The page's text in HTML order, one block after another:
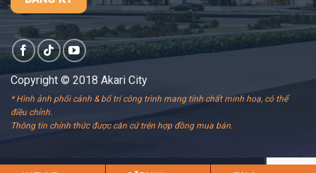
Copyright © 2018 Akari City
* Hình ảnh phối cảnh & bố trí công trình mang tính chất minh hoạ, có thể
điều chỉnh.
Thông tin chính thức được căn cứ trên hợp đồng mua bán.